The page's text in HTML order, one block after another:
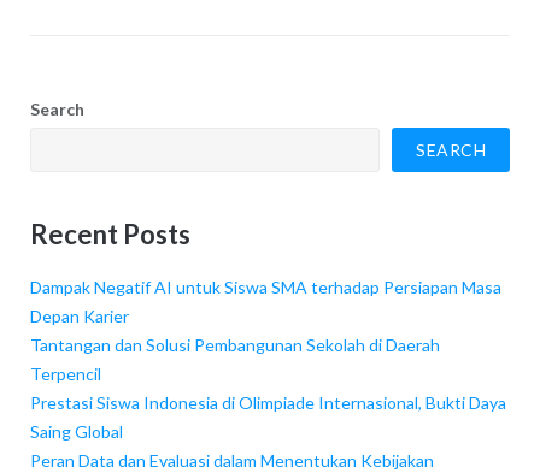
Search
SEARCH
Recent Posts
Dampak Negatif AI untuk Siswa SMA terhadap Persiapan Masa
Depan Karier
Tantangan dan Solusi Pembangunan Sekolah di Daerah
Terpencil
Prestasi Siswa Indonesia di Olimpiade Internasional, Bukti Daya
Saing Global
Peran Data dan Evaluasi dalam Menentukan Kebijakan